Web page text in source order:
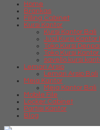
Home
Brankas
Filling Cabinet
Kursi Kantor
Kursi Kantor Bali
Jual Kursi Kantor
Toko Kursi
Toko Kursi
savello kursi
Lemari Arsip
Lemari Arsip Bali
Meja Kantor
Meja Kantor Bali
Mobile File
Locker Cabinet
Partisi Kantor
Blog